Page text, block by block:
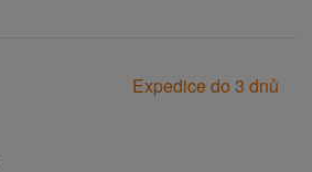
Expedice do 3 dnů